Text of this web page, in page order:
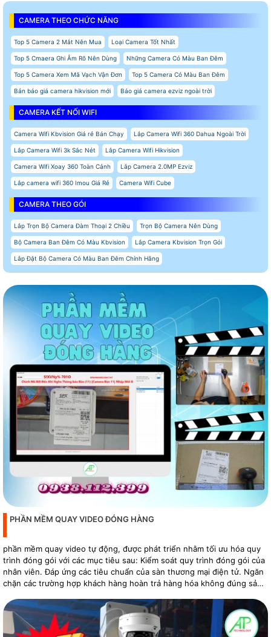
CAMERA THEO CHỨC NĂNG
Top 5 Camera 2 Mắt Nên Mua Loại Camera Tốt Nhất
Top 5 Cmaera Ghi Âm Rõ Nên Dùng Những Camera Có Màu Ban Đêm
Top 5 Camera Xem Mã Vạch Vận Đơn Top 5 Camera Có Màu Ban Đêm
Bản báo giá camera hikvision mới Báo giá camera ezviz ngoài trời
CAMERA KẾT NỐI WIFI
Camera Wifi Kbvision Giá rẻ Bán Chạy Lắp Camera Wifi 360 Dahua Ngoài Trời
Lắp Camera Wifi 3k Sắc Nét Lắp Camera Wifi Hikvision
Camera Wifi Xoay 360 Toàn Cảnh Lắp Camera 2.0MP Ezviz
Lắp camera wifi 360 Imou Giá Rẻ Camera Wifi Cube
CAMERA THEO GÓI
Lắp Trọn Bộ Camera Đàm Thoại 2 Chiều Trọn Bộ Camera Nên Dùng
Bộ Camera Ban Đêm Có Màu Kbvision Lắp Camera Kbvision Trọn Gói
Lắp Đặt Bộ Camera Có Màu Ban Đêm Chính Hãng
PHẦN MỀM QUAY VIDEO ĐÓNG HÀNG
phần mềm quay video tự động, được phát triển nhằm tối ưu hóa quy
trình đóng gói với các mục tiêu sau: Kiểm soát quy trình đóng gói của
nhân viên. Đáp ứng các tiêu chuẩn của sàn thương mại điện tử. Ngăn
chặn các trường hợp khách hàng hoàn trả hàng hóa không đúng sản